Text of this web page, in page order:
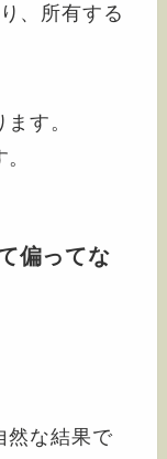
、所有する
す。
偏ってな
然な結果で